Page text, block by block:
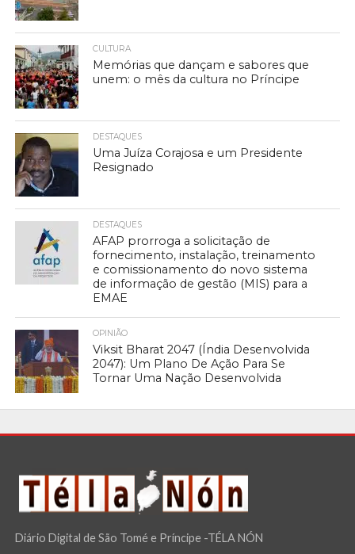
CULTURA
Memórias que dançam e sabores que
unem: o mês da cultura no Príncipe
DESTAQUES
Uma Juíza Corajosa e um Presidente
Resignado
DESTAQUES
AFAP prorroga a solicitação de
fornecimento, instalação, treinamento
e comissionamento do novo sistema
de informação de gestão (MIS) para a
EMAE
OPINIÃO
Viksit Bharat 2047 (Índia Desenvolvida
2047): Um Plano De Ação Para Se
Tornar Uma Nação Desenvolvida
Diário Digital de São Tomé e Príncipe -TÉLA NÓN